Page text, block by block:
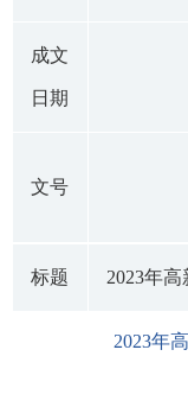
成文
日期
文号
标题 2023年
2023年